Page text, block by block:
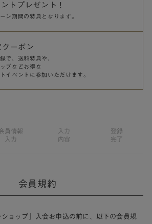
トプレゼント！
ン期間の特典となります。
ーポン
で、送料特典や、
プなどお得な
イベントに参加いただけます。
員情報
入力
入力
内容
登録
完了
会員規約
ショップ」入会お申込の前に、以下の会員規